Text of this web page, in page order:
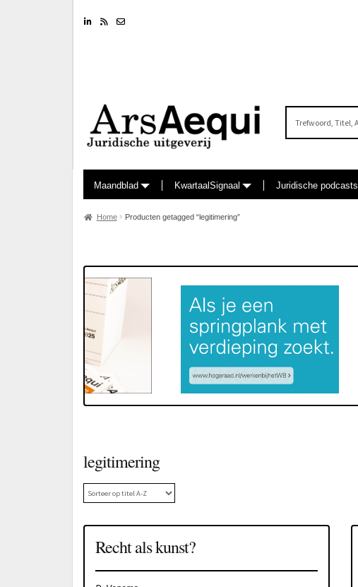
LinkedinRSS feed
Maandblad KwartaalSignaal Juridische podcasts
Home Producten getagged “legitimering”
legitimering
Recht als kunst?